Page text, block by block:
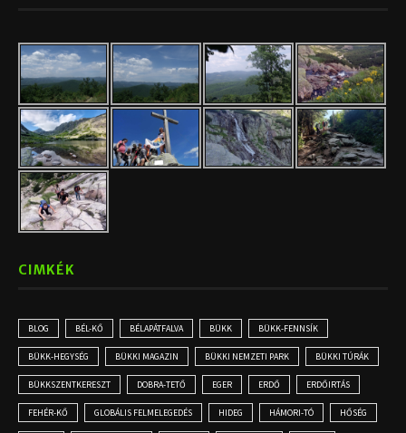
CIMKÉK
BLOG BÉL-KŐ BÉLAPÁTFALVA BÜKK BÜKK-FENNSÍK
BÜKK-HEGYSÉG BÜKKI MAGAZIN BÜKKI NEMZETI PARK BÜKKI TÚRÁK
BÜKKSZENTKERESZT DOBRA-TETŐ EGER ERDŐ ERDŐIRTÁS
FEHÉR-KŐ GLOBÁLIS FELMELEGEDÉS HIDEG HÁMORI-TÓ HŐSÉG